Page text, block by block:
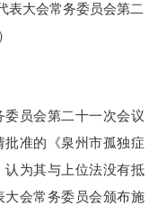
表大会常务委员会第二
员会第二十一次会议
准的《泉州市孤独症
认为其与上位法没有抵
会常务委员会颁布施